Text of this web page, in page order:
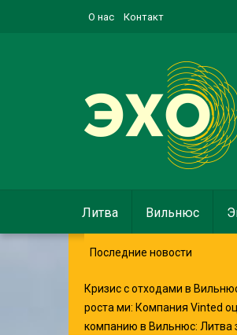
О нас Контакт
Литва Вильнюс
Последние новости
Кризис с отходами в
роста ми: Компания Vinted
компанию в Вильнюс: Литва